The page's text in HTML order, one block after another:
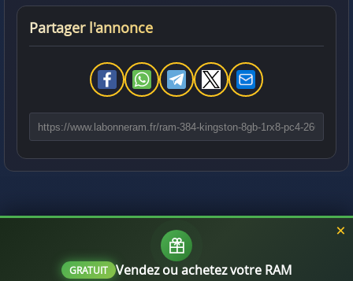
Partager l'annonce
GRATUIT Vendez ou achetez votre RAM